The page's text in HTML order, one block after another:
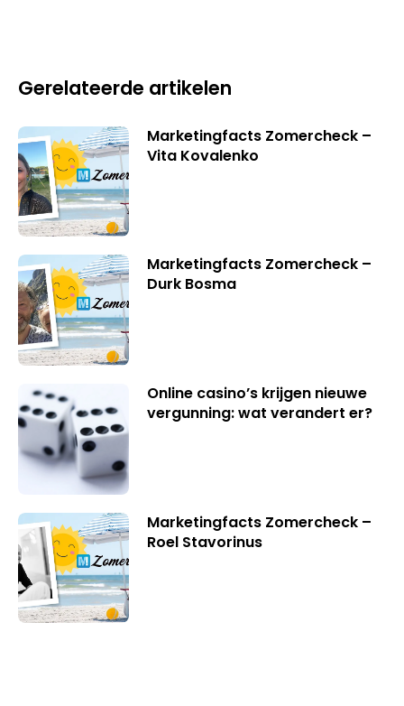
Gerelateerde artikelen
Marketingfacts Zomercheck –
Vita Kovalenko
Marketingfacts Zomercheck –
Durk Bosma
Online casino’s krijgen nieuwe
vergunning: wat verandert er?
Marketingfacts Zomercheck –
Roel Stavorinus